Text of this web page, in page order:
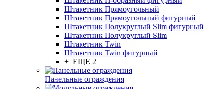
Штакетник Прямоугольный
Штакетник Прямоугольный фигурный
Штакетник Полукруглый Slim фигурный
Штакетник Полукруглый Slim
Штакетник Twin
Штакетник Twin фигурный
+ ЕЩЕ 2
Панельные ограждения